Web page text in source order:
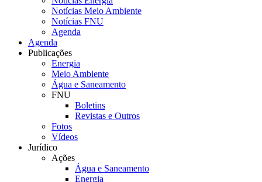
Notícias Meio Ambiente
Notícias FNU
Agenda
Agenda
Publicações
Energia
Meio Ambiente
Água e Saneamento
FNU
Boletins
Revistas e Outros
Fotos
Vídeos
Jurídico
Ações
Água e Saneamento
Energia